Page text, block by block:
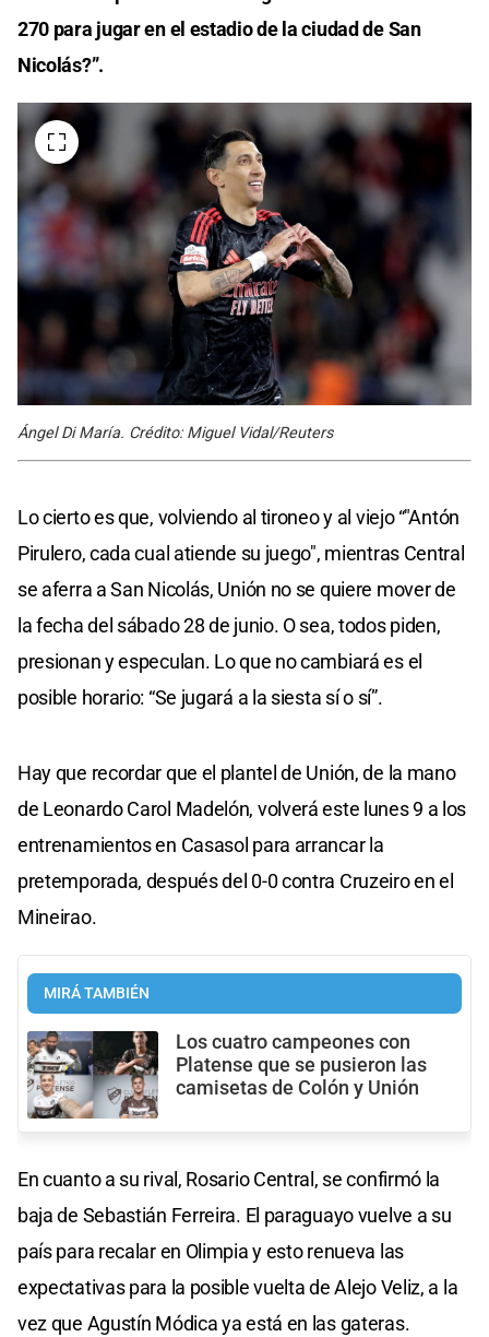
270 para jugar en el estadio de la ciudad de San
Nicolás?”.
Ángel Di María. Crédito: Miguel Vidal/Reuters
Lo cierto es que, volviendo al tironeo y al viejo “"Antón
Pirulero, cada cual atiende su juego", mientras Central
se aferra a San Nicolás, Unión no se quiere mover de
la fecha del sábado 28 de junio. O sea, todos piden,
presionan y especulan. Lo que no cambiará es el
posible horario: “Se jugará a la siesta sí o sí”.
Hay que recordar que el plantel de Unión, de la mano
de Leonardo Carol Madelón, volverá este lunes 9 a los
entrenamientos en Casasol para arrancar la
pretemporada, después del 0-0 contra Cruzeiro en el
Mineirao.
MIRÁ TAMBIÉN
Los cuatro campeones con
Platense que se pusieron las
camisetas de Colón y Unión
En cuanto a su rival, Rosario Central, se confirmó la
baja de Sebastián Ferreira. El paraguayo vuelve a su
país para recalar en Olimpia y esto renueva las
expectativas para la posible vuelta de Alejo Veliz, a la
vez que Agustín Módica ya está en las gateras.